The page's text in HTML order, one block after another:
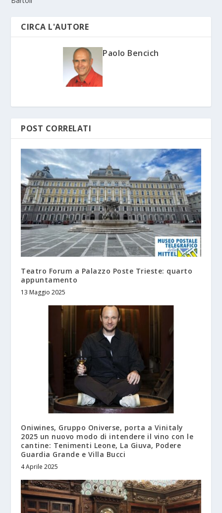
CIRCA L'AUTORE
Paolo Bencich
POST CORRELATI
Teatro Forum a Palazzo Poste Trieste: quarto
appuntamento
13 Maggio 2025
Oniwines, Gruppo Oniverse, porta a Vinitaly
2025 un nuovo modo di intendere il vino con le
cantine: Tenimenti Leone, La Giuva, Podere
Guardia Grande e Villa Bucci
4 Aprile 2025